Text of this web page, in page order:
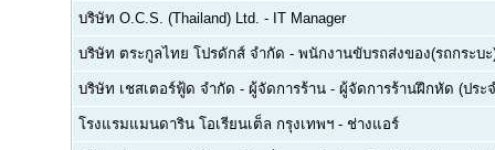
บริษัท O.C.S. (Thailand) Ltd. - IT Manager
บริษัท ตระกูลไทย โปรดักส์ จำกัด - พนักงานขับรถส่งของ(รถกระบะ
บริษัท เชสเตอร์ฟู้ด จำกัด - ผู้จัดการร้าน - ผู้จัดการร้านฝึกหัด (ประ
โรงแรมแมนดาริน โอเรียนเต็ล กรุงเทพฯ - ช่างแอร์